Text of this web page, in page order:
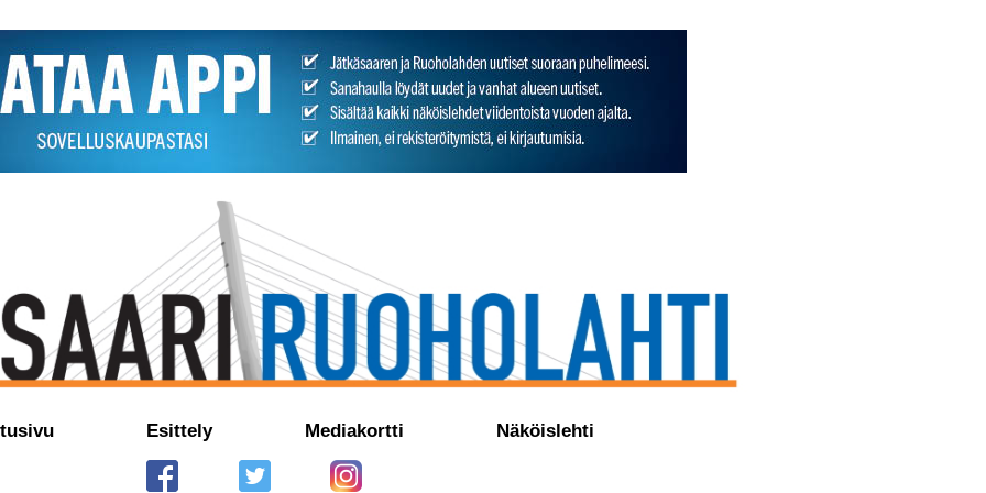
Esittely Mediakortti Näköislehti